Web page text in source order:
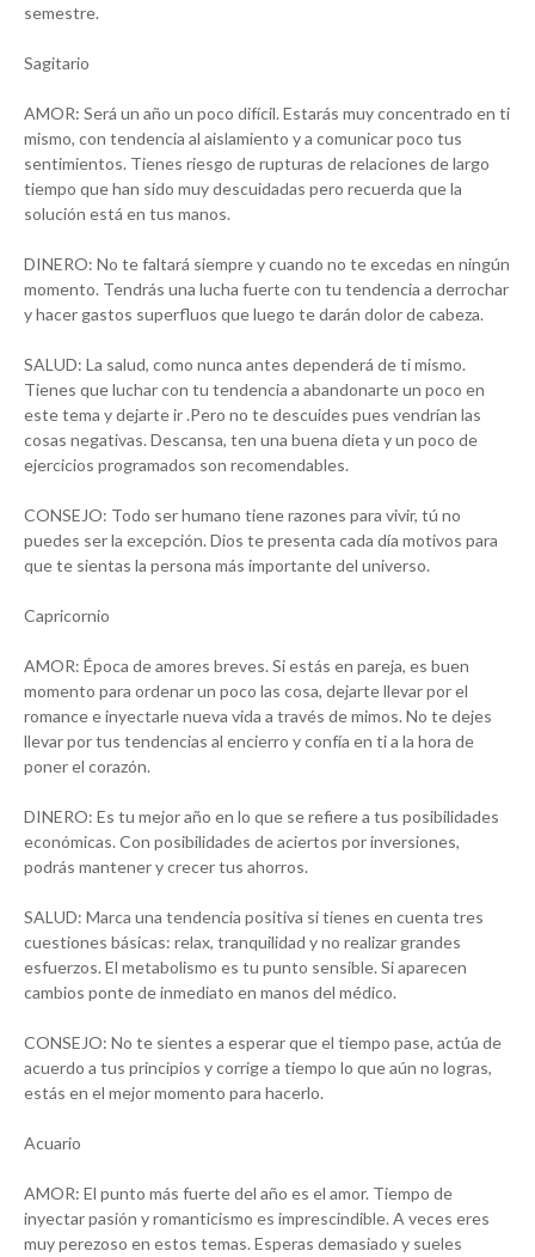
semestre.
Sagitario
AMOR: Será un año un poco difícil. Estarás muy concentrado en ti
mismo, con tendencia al aislamiento y a comunicar poco tus
sentimientos. Tienes riesgo de rupturas de relaciones de largo
tiempo que han sido muy descuidadas pero recuerda que la
solución está en tus manos.
DINERO: No te faltará siempre y cuando no te excedas en ningún
momento. Tendrás una lucha fuerte con tu tendencia a derrochar
y hacer gastos superfluos que luego te darán dolor de cabeza.
SALUD: La salud, como nunca antes dependerá de ti mismo.
Tienes que luchar con tu tendencia a abandonarte un poco en
este tema y dejarte ir .Pero no te descuides pues vendrían las
cosas negativas. Descansa, ten una buena dieta y un poco de
ejercicios programados son recomendables.
CONSEJO: Todo ser humano tiene razones para vivir, tú no
puedes ser la excepción. Dios te presenta cada día motivos para
que te sientas la persona más importante del universo.
Capricornio
AMOR: Época de amores breves. Si estás en pareja, es buen
momento para ordenar un poco las cosa, dejarte llevar por el
romance e inyectarle nueva vida a través de mimos. No te dejes
llevar por tus tendencias al encierro y confía en ti a la hora de
poner el corazón.
DINERO: Es tu mejor año en lo que se refiere a tus posibilidades
económicas. Con posibilidades de aciertos por inversiones,
podrás mantener y crecer tus ahorros.
SALUD: Marca una tendencia positiva si tienes en cuenta tres
cuestiones básicas: relax, tranquilidad y no realizar grandes
esfuerzos. El metabolismo es tu punto sensible. Si aparecen
cambios ponte de inmediato en manos del médico.
CONSEJO: No te sientes a esperar que el tiempo pase, actúa de
acuerdo a tus principios y corrige a tiempo lo que aún no logras,
estás en el mejor momento para hacerlo.
Acuario
AMOR: El punto más fuerte del año es el amor. Tiempo de
inyectar pasión y romanticismo es imprescindible. A veces eres
muy perezoso en estos temas. Esperas demasiado y sueles